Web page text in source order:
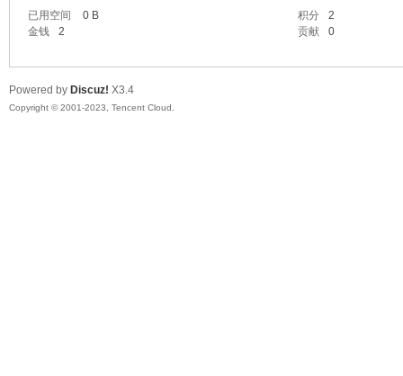
已用空间
0 B 积分
2
金钱
2 贡献 0
Powered by Discuz! X3.4
Copyright © 2001-2023, Tencent Cloud.